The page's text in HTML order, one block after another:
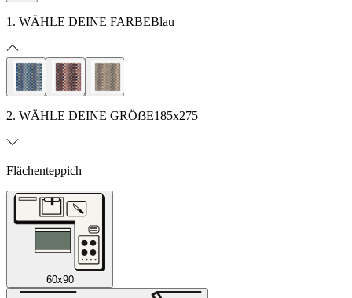
1. WÄHLE DEINE FARBEBlau
2. WÄHLE DEINE GRÖẞE185x275
Flächenteppich
60x90